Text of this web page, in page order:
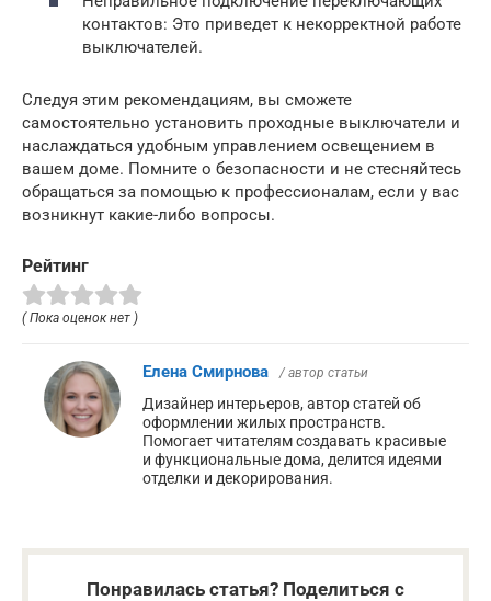
контактов: Это приведет к некорректной работе
выключателей.
Следуя этим рекомендациям, вы сможете
самостоятельно установить проходные выключатели и
наслаждаться удобным управлением освещением в
вашем доме. Помните о безопасности и не стесняйтесь
обращаться за помощью к профессионалам, если у вас
возникнут какие-либо вопросы.
Рейтинг
( Пока оценок нет )
Елена Смирнова / автор статьи
Дизайнер интерьеров, автор статей об
оформлении жилых пространств.
Помогает читателям создавать красивые
и функциональные дома, делится идеями
отделки и декорирования.
Понравилась статья? Поделиться с